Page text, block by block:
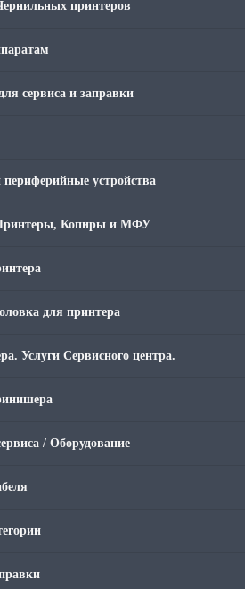
принтеров
сервиса и заправки
устройства
Копиры и МФУ
для принтера
Услуги Сервисного центра.
/ Оборудование